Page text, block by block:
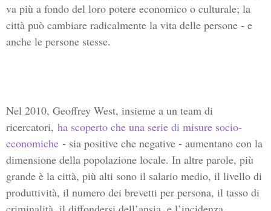
va più a fondo del loro potere economico o culturale; la
città può cambiare radicalmente la vita delle persone - e
anche le persone stesse.
Nel 2010, Geoffrey West, insieme a un team di
ricercatori, ha scoperto che una serie di misure socio-
economiche - sia positive che negative - aumentano con la
dimensione della popolazione locale. In altre parole, più
grande è la città, più alti sono il salario medio, il livello di
produttività, il numero dei brevetti per persona, il tasso di